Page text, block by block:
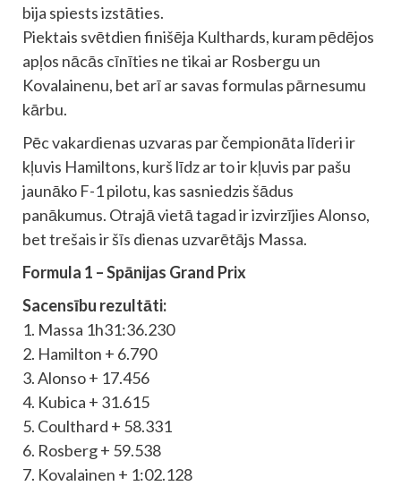
bija spiests izstāties.
Piektais svētdien finišēja Kulthards, kuram pēdējos
apļos nācās cīnīties ne tikai ar Rosbergu un
Kovalainenu, bet arī ar savas formulas pārnesumu
kārbu.
Pēc vakardienas uzvaras par čempionāta līderi ir
kļuvis Hamiltons, kurš līdz ar to ir kļuvis par pašu
jaunāko F-1 pilotu, kas sasniedzis šādus
panākumus. Otrajā vietā tagad ir izvirzījies Alonso,
bet trešais ir šīs dienas uzvarētājs Massa.
Formula 1 – Spānijas Grand Prix
Sacensību rezultāti:
1. Massa 1h31:36.230
2. Hamilton + 6.790
3. Alonso + 17.456
4. Kubica + 31.615
5. Coulthard + 58.331
6. Rosberg + 59.538
7. Kovalainen + 1:02.128